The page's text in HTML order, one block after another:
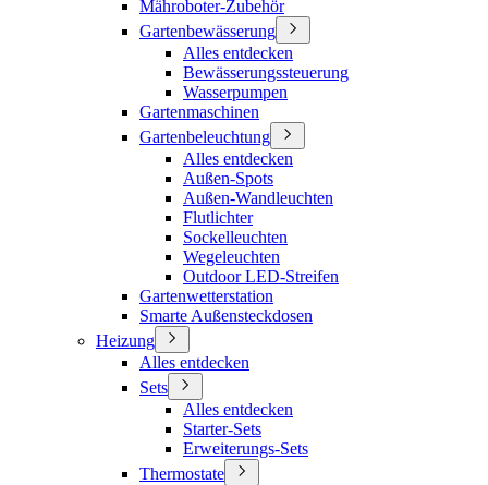
Mähroboter-Zubehör
Gartenbewässerung
Alles entdecken
Bewässerungssteuerung
Wasserpumpen
Gartenmaschinen
Gartenbeleuchtung
Alles entdecken
Außen-Spots
Außen-Wandleuchten
Flutlichter
Sockelleuchten
Wegeleuchten
Outdoor LED-Streifen
Gartenwetterstation
Smarte Außensteckdosen
Heizung
Alles entdecken
Sets
Alles entdecken
Starter-Sets
Erweiterungs-Sets
Thermostate